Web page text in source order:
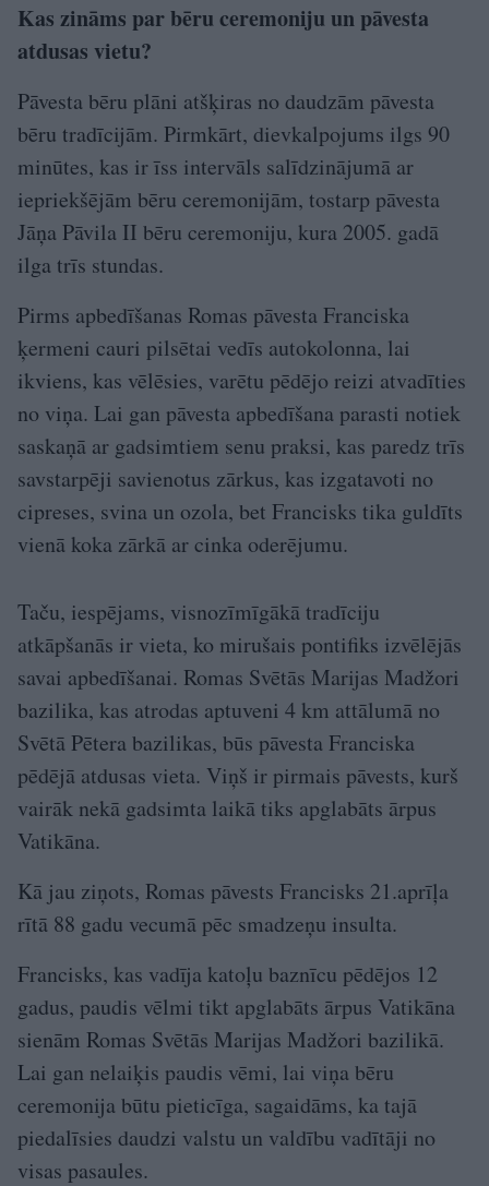
Kas zināms par bēru ceremoniju un pāvesta
atdusas vietu?
Pāvesta bēru plāni atšķiras no daudzām pāvesta
bēru tradīcijām. Pirmkārt, dievkalpojums ilgs 90
minūtes, kas ir īss intervāls salīdzinājumā ar
iepriekšējām bēru ceremonijām, tostarp pāvesta
Jāņa Pāvila II bēru ceremoniju, kura 2005. gadā
ilga trīs stundas.
Pirms apbedīšanas Romas pāvesta Franciska
ķermeni cauri pilsētai vedīs autokolonna, lai
ikviens, kas vēlēsies, varētu pēdējo reizi atvadīties
no viņa. Lai gan pāvesta apbedīšana parasti notiek
saskaņā ar gadsimtiem senu praksi, kas paredz trīs
savstarpēji savienotus zārkus, kas izgatavoti no
cipreses, svina un ozola, bet Francisks tika guldīts
vienā koka zārkā ar cinka oderējumu.
Taču, iespējams, visnozīmīgākā tradīciju
atkāpšanās ir vieta, ko mirušais pontifiks izvēlējās
savai apbedīšanai. Romas Svētās Marijas Madžori
bazilika, kas atrodas aptuveni 4 km attālumā no
Svētā Pētera bazilikas, būs pāvesta Franciska
pēdējā atdusas vieta. Viņš ir pirmais pāvests, kurš
vairāk nekā gadsimta laikā tiks apglabāts ārpus
Vatikāna.
Kā jau ziņots, Romas pāvests Francisks 21.aprīļa
rītā 88 gadu vecumā pēc smadzeņu insulta.
Francisks, kas vadīja katoļu baznīcu pēdējos 12
gadus, paudis vēlmi tikt apglabāts ārpus Vatikāna
sienām Romas Svētās Marijas Madžori bazilikā.
Lai gan nelaiķis paudis vēmi, lai viņa bēru
ceremonija būtu pieticīga, sagaidāms, ka tajā
piedalīsies daudzi valstu un valdību vadītāji no
visas pasaules.